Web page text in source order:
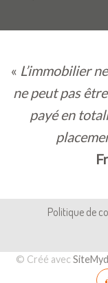
« L’immobilier
ne peut pas
payé en
Pied de page
Navigation secondaire
Politique de
Aparté basse
© Créé avec